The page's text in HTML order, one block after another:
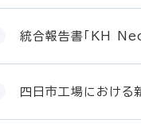
統合報告書「KH
四日市工場における